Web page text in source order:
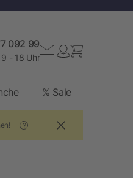
092 99
- 18 Uhr
% Sale
?